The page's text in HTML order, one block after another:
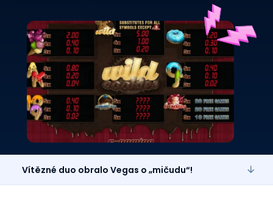
Vítězné duo obralo Vegas o „mičudu“!